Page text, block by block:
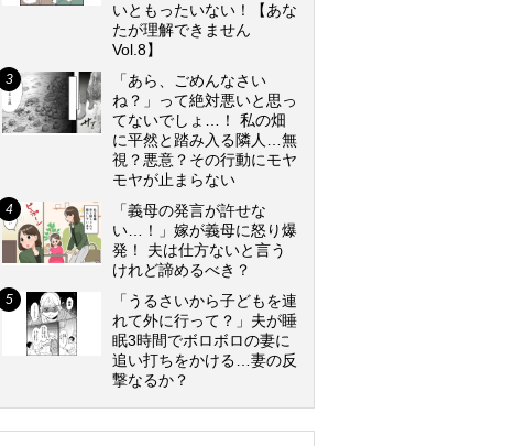
いともったいない！【あな
たが理解できません
Vol.8】
「あら、ごめんなさい
ね？」って絶対悪いと思っ
てないでしょ…！ 私の畑
に平然と踏み入る隣人…無
視？悪意？その行動にモヤ
モヤが止まらない
「義母の発言が許せな
い…！」嫁が義母に怒り爆
発！ 夫は仕方ないと言う
けれど諦めるべき？
「うるさいから子どもを連
れて外に行って？」夫が睡
眠3時間でボロボロの妻に
追い打ちをかける…妻の反
撃なるか？